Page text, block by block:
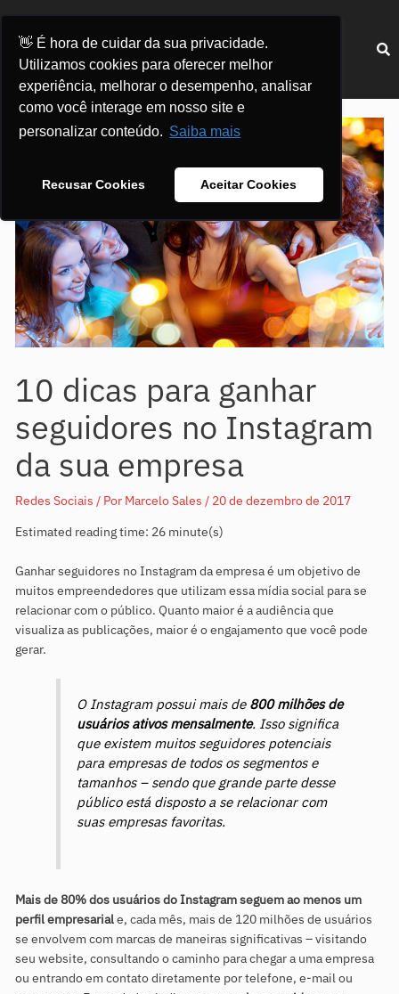
👋 É hora de cuidar da sua privacidade.
Utilizamos cookies para oferecer melhor
experiência, melhorar o desempenho, analisar
como você interage em nosso site e
personalizar conteúdo. Saiba mais
Recusar Cookies Aceitar Cookies
conteúdo
10 dicas para ganhar
seguidores no Instagram
da sua empresa
Redes Sociais / Por Marcelo Sales/ 20 de dezembro de 2017
Estimated reading time: 26 minute(s)
Ganhar seguidores no Instagram da empresa é um objetivo de
muitos empreendedores que utilizam essa mídia social para se
relacionar com o público. Quanto maior é a audiência que
visualiza as publicações, maior é o engajamento que você pode
gerar.
O Instagram possui mais de 800 milhões de
usuários ativos mensalmente. Isso significa
que existem muitos seguidores potenciais
para empresas de todos os segmentos e
tamanhos – sendo que grande parte desse
público está disposto a se relacionar com
suas empresas favoritas.
Mais de 80% dos usuários do Instagram seguem ao menos um
perfil empresariale, cada mês, mais de 120 milhões de usuários
se envolvem com marcas de maneiras significativas – visitando
seu website, consultando o caminho para chegar a uma empresa
ou entrando em contato diretamente por telefone, e-mail ou
Post
navigation